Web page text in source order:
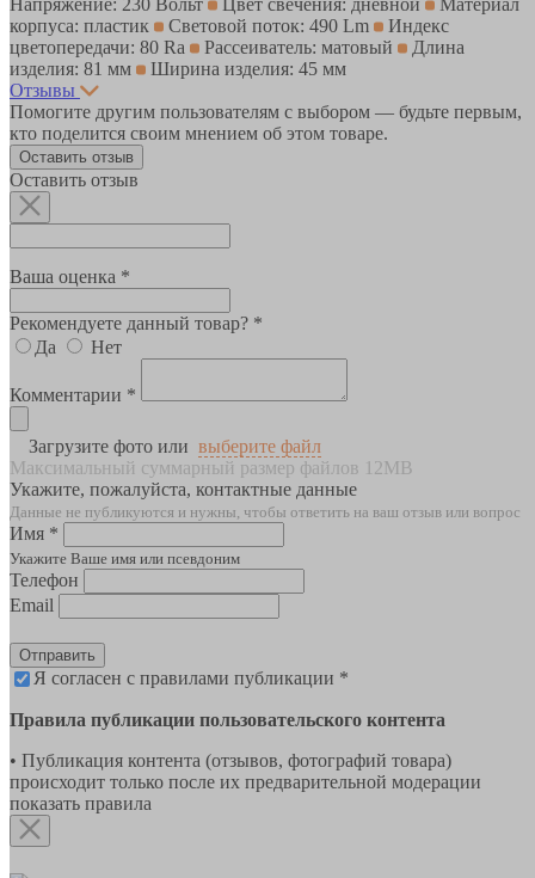
корпуса: пластик
Световой поток: 490 Lm
Индекс
цветопередачи: 80 Ra
Рассеиватель: матовый
Длина
изделия: 81 мм
Ширина изделия: 45 мм
Отзывы
Помогите другим пользователям с выбором — будьте первым,
кто поделится своим мнением об этом товаре.
Оставить отзыв
Оставить отзыв
Ваша оценка *
Рекомендуете данный товар? *
Да
Нет
Комментарии *
Загрузите фото или выберите файл
Максимальный суммарный размер файлов 12MB
Укажите, пожалуйста, контактные данные
Данные не публикуются и нужны, чтобы ответить на ваш отзыв или вопрос
Имя *
Укажите Ваше имя или псевдоним
Телефон
Email
Отправить
Я согласен с правилами публикации *
Правила публикации пользовательского контента
• Публикация контента (отзывов, фотографий товара)
происходит только после их предварительной модерации
показать правила